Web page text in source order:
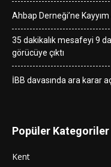
Ahbap Derneği’ne Kayyım
35 dakikalık mesafeyi 9
görücüye çıktı
İBB davasında ara karar
Popüler Kategoriler
Kent